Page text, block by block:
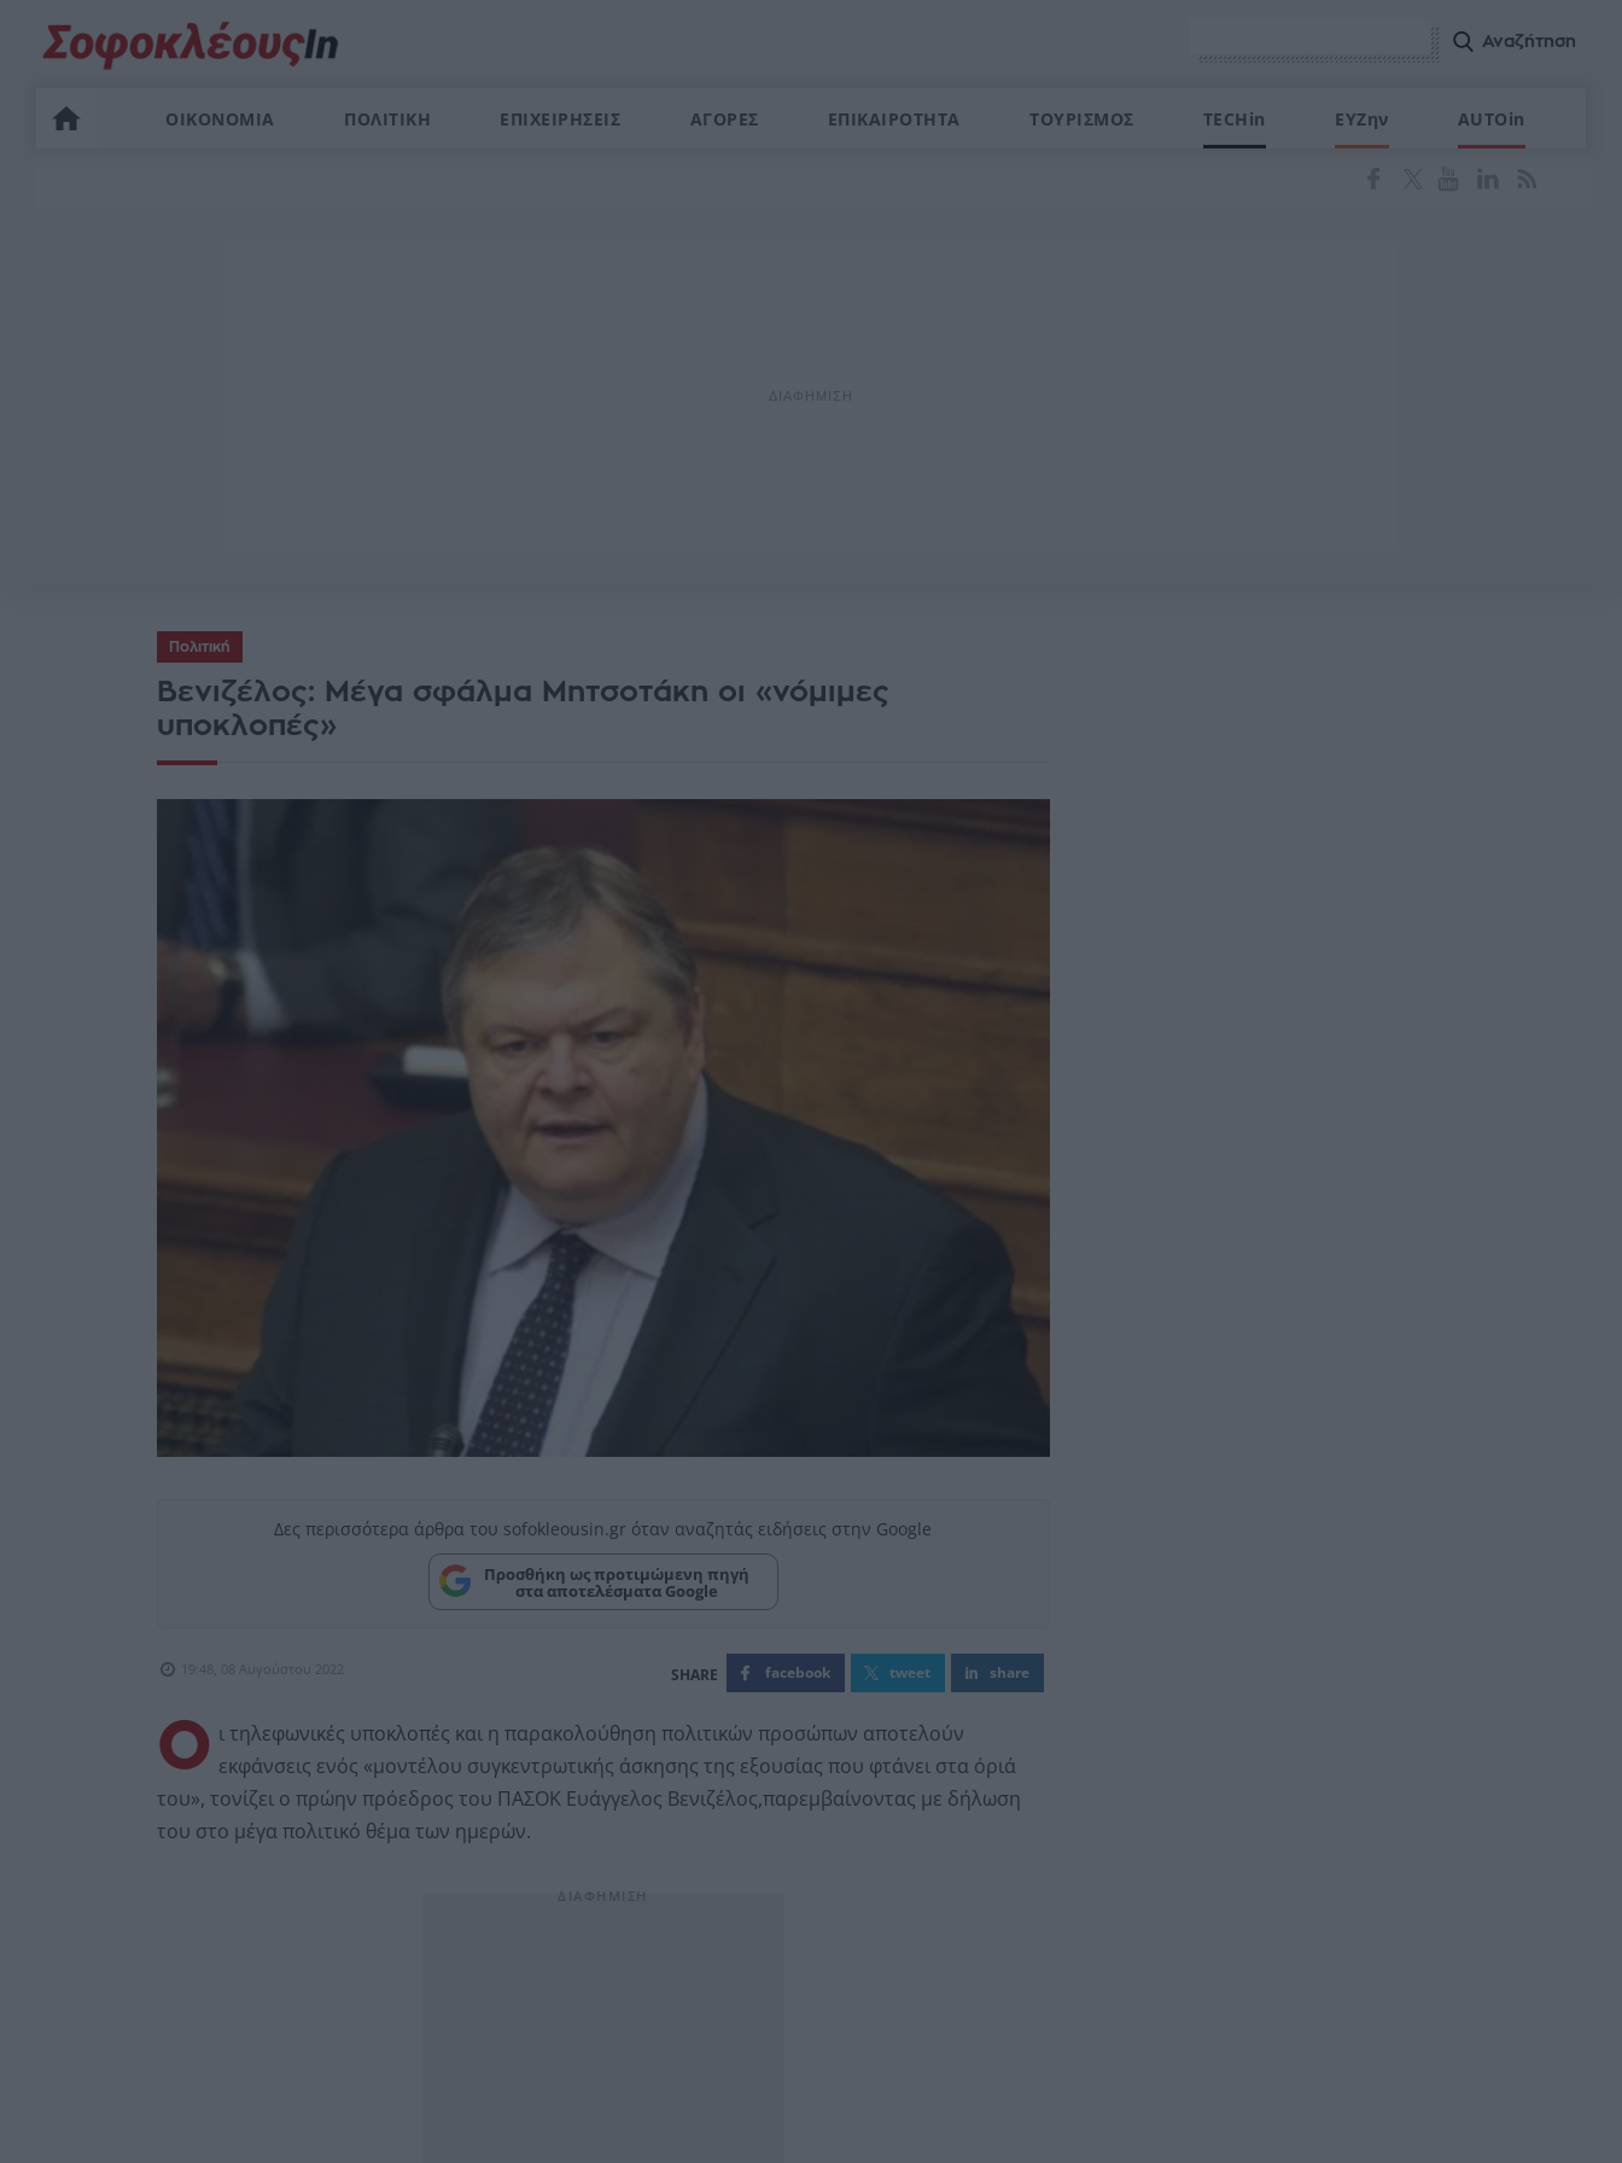
ΟΙΚΟΝΟΜΙΑ ΠΟΛΙΤΙΚΗ ΕΠΙΧΕΙΡΗΣΕΙΣ ΑΓΟΡΕΣ ΕΠΙΚΑΙΡΟΤΗΤΑ ΤΟΥΡΙΣΜΟΣ TECHin ΕΥΖην AUTOin
Πολιτική
Βενιζέλος: Μέγα σφάλμα Μητσοτάκη οι «νόμιμες
υποκλοπές»
Δες περισσότερα άρθρα του sofokleousin.gr όταν αναζητάς ειδήσεις στην Google
Προσθήκη ως προτιμώμενη πηγή
στα αποτελέσματα Google
19:48, 08 Αυγούστου 2022 facebook tweet share
Ο ι τηλεφωνικές υποκλοπές και η παρακολούθηση πολιτικών προσώπων αποτελούν
εκφάνσεις ενός «μοντέλου συγκεντρωτικής άσκησης της εξουσίας που φτάνει στα όριά
του», τονίζει ο πρώην πρόεδρος του ΠΑΣΟΚ Ευάγγελος Βενιζέλος,παρεμβαίνοντας με δήλωση
του στο μέγα πολιτικό θέμα των ημερών.